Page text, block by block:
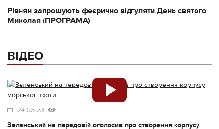
Рівнян запрошують феєрично відгуляти День святого
Миколая (ПРОГРАМА)
ВІДЕО
24.05.23
Зеленський на передовій оголосив про створення корпусу